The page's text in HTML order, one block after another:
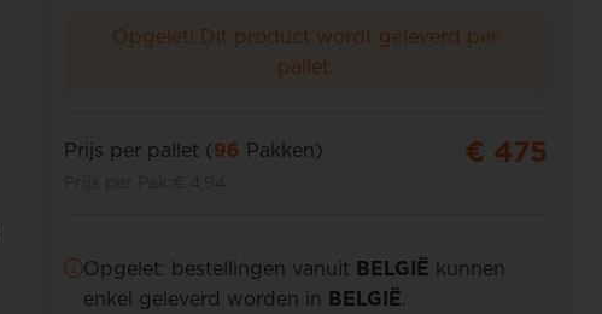
Opgelet! Dit product wordt geleverd per
pallet.
Prijs per pallet (96 Pakken) € 475
Opgelet: bestellingen vanuit BELGIË kunnen
enkel geleverd worden in BELGIË.